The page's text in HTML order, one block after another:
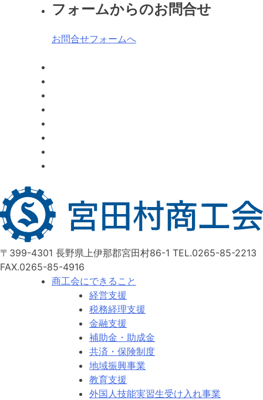
フォームからのお問合せ
お問合せフォームへ
〒399-4301 長野県上伊那郡宮田村86-1 TEL.0265-85-2213
FAX.0265-85-4916
商工会にできること
経営支援
税務経理支援
金融支援
補助金・助成金
共済・保険制度
地域振興事業
教育支援
外国人技能実習生受け入れ事業